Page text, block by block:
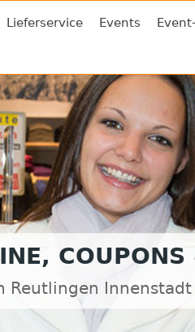
Lieferservice Events
Reutlingen Innenstadt